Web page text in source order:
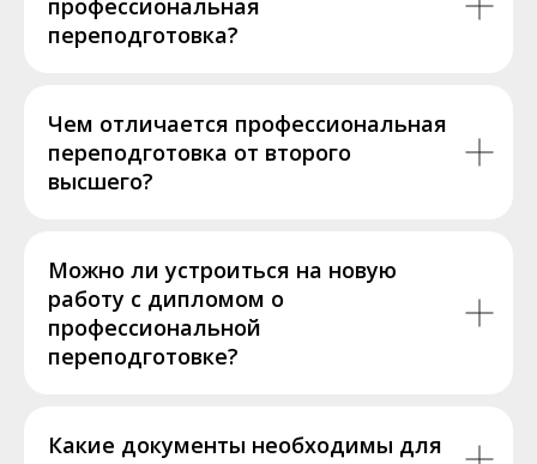
профессиональная
переподготовка?
Чем отличается профессиональная
переподготовка от второго
высшего?
Можно ли устроиться на новую
работу с дипломом о
профессиональной
переподготовке?
Какие документы необходимы для